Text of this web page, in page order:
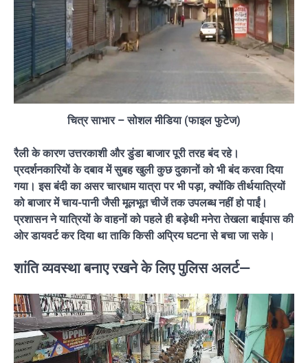
चित्र साभार – सोशल मीडिया (फाइल फुटेज)
रैली के कारण उत्तरकाशी और डुंडा बाजार पूरी तरह बंद रहे।
प्रदर्शनकारियों के दबाव में सुबह खुली कुछ दुकानों को भी बंद करवा दिया
गया। इस बंदी का असर चारधाम यात्रा पर भी पड़ा, क्योंकि तीर्थयात्रियों
को बाजार में चाय-पानी जैसी मूलभूत चीजें तक उपलब्ध नहीं हो पाईं।
प्रशासन ने यात्रियों के वाहनों को पहले ही बड़ेथी मनेरा तेखला बाईपास की
ओर डायवर्ट कर दिया था ताकि किसी अप्रिय घटना से बचा जा सके।
शांति व्यवस्था बनाए रखने के लिए पुलिस अलर्ट—